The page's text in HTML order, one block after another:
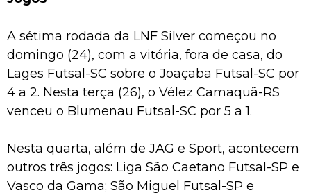
A sétima rodada da LNF Silver começou no
domingo (24), com a vitória, fora de casa, do
Lages Futsal-SC sobre o Joaçaba Futsal-SC por
4 a 2. Nesta terça (26), o Vélez Camaquã-RS
venceu o Blumenau Futsal-SC por 5 a 1.
Nesta quarta, além de JAG e Sport, acontecem
outros três jogos: Liga São Caetano Futsal-SP e
Vasco da Gama; São Miguel Futsal-SP e